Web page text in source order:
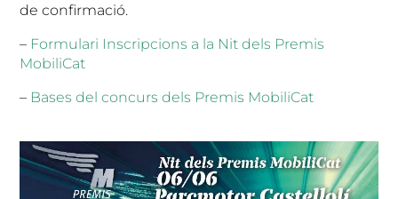
de confirmació.
– Formulari Inscripcions a la Nit dels Premis
MobiliCat
– Bases del concurs dels Premis MobiliCat